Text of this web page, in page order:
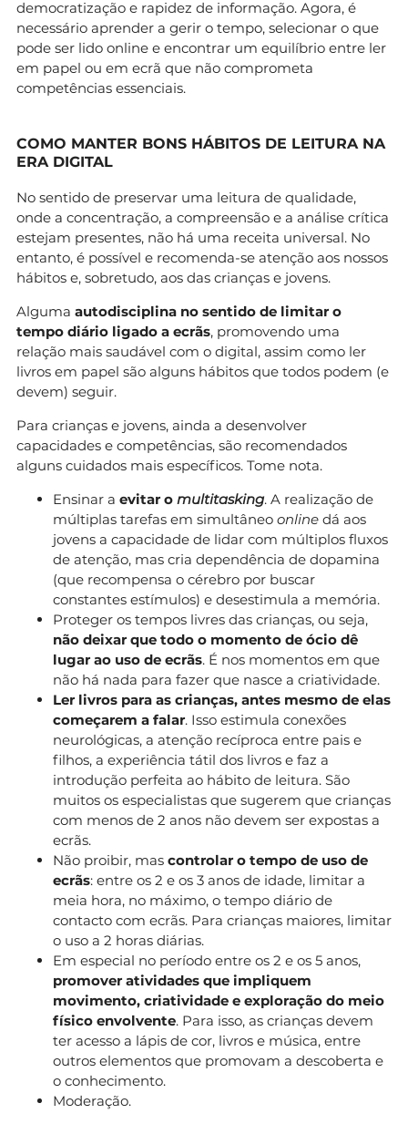
democratização e rapidez de informação. Agora, é
necessário aprender a gerir o tempo, selecionar o que
pode ser lido online e encontrar um equilíbrio entre ler
em papel ou em ecrã que não comprometa
competências essenciais.
COMO MANTER BONS HÁBITOS DE LEITURA NA
ERA DIGITAL
No sentido de preservar uma leitura de qualidade,
onde a concentração, a compreensão e a análise crítica
estejam presentes, não há uma receita universal. No
entanto, é possível e recomenda-se atenção aos nossos
hábitos e, sobretudo, aos das crianças e jovens.
Alguma autodisciplina no sentido de limitar o
tempo diário ligado a ecrãs, promovendo uma
relação mais saudável com o digital, assim como ler
livros em papel são alguns hábitos que todos podem (e
devem) seguir.
Para crianças e jovens, ainda a desenvolver
capacidades e competências, são recomendados
alguns cuidados mais específicos. Tome nota.
Ensinar a evitar o multitasking. A realização de
múltiplas tarefas em simultâneo online dá aos
jovens a capacidade de lidar com múltiplos fluxos
de atenção, mas cria dependência de dopamina
(que recompensa o cérebro por buscar
constantes estímulos) e desestimula a memória.
Proteger os tempos livres das crianças, ou seja,
não deixar que todo o momento de ócio dê
lugar ao uso de ecrãs. É nos momentos em que
não há nada para fazer que nasce a criatividade.
Ler livros para as crianças, antes mesmo de elas
começarem a falar. Isso estimula conexões
neurológicas, a atenção recíproca entre pais e
filhos, a experiência tátil dos livros e faz a
introdução perfeita ao hábito de leitura. São
muitos os especialistas que sugerem que crianças
com menos de 2 anos não devem ser expostas a
ecrãs.
Não proibir, mas controlar o tempo de uso de
ecrãs: entre os 2 e os 3 anos de idade, limitar a
meia hora, no máximo, o tempo diário de
contacto com ecrãs. Para crianças maiores, limitar
o uso a 2 horas diárias.
Em especial no período entre os 2 e os 5 anos,
promover atividades que impliquem
movimento, criatividade e exploração do meio
físico envolvente. Para isso, as crianças devem
ter acesso a lápis de cor, livros e música, entre
outros elementos que promovam a descoberta e
o conhecimento.
Moderação.